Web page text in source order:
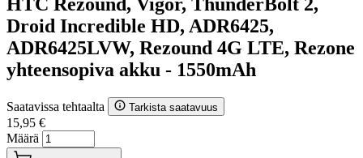
Droid Incredible HD, ADR6425,
ADR6425LVW, Rezound 4G LTE, Rezone
yhteensopiva akku - 1550mAh
Saatavissa tehtaalta Tarkista saatavuus
15,95 €
Määrä